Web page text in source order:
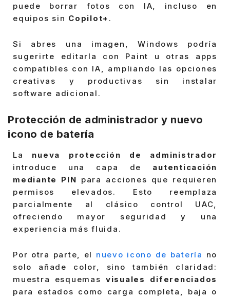
puede borrar fotos con IA, incluso en
equipos sin Copilot+ .
Si abres una imagen, Windows podría
sugerirte editarla con Paint u otras apps
compatibles con IA, ampliando las opciones
creativas y productivas sin instalar
software adicional.
Protección de administrador y nuevo
icono de batería
La
nueva protección de administrador
introduce una capa de
autenticación
mediante PIN para acciones que requieren
permisos elevados. Esto reemplaza
parcialmente al clásico control UAC,
ofreciendo mayor seguridad y una
experiencia más fluida.
Por otra parte, el nuevo icono de batería no
solo añade color, sino también claridad:
muestra esquemas visuales diferenciados
para estados como carga completa, baja o